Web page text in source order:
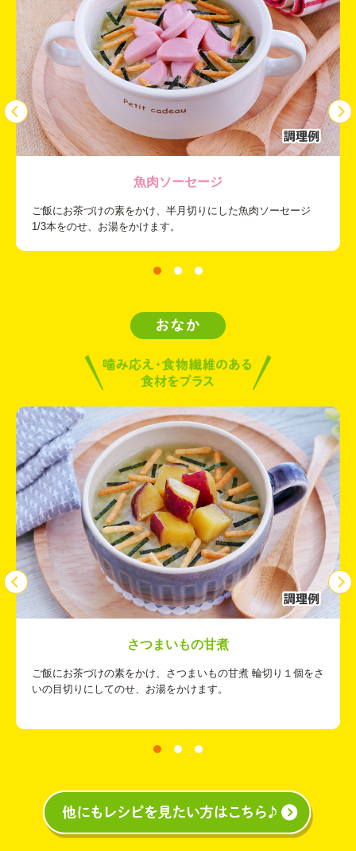
魚肉ソーセージ
ご飯にお茶づけの素をかけ、半月切りにした魚肉ソーセージ
1/3本をのせ、お湯をかけます。
さつまいもの甘煮
ご飯にお茶づけの素をかけ、さつまいもの甘煮 輪切り１個をさ
いの目切りにしてのせ、お湯をかけます。